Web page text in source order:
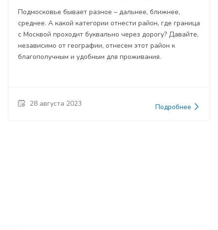
Подмосковье бывает разное – дальнее, ближнее,
среднее. А какой категории отнести район, где граница
с Москвой проходит буквально через дорогу? Давайте,
независимо от географии, отнесем этот район к
благополучным и удобным для проживания.
28 августа 2023 Подробнее